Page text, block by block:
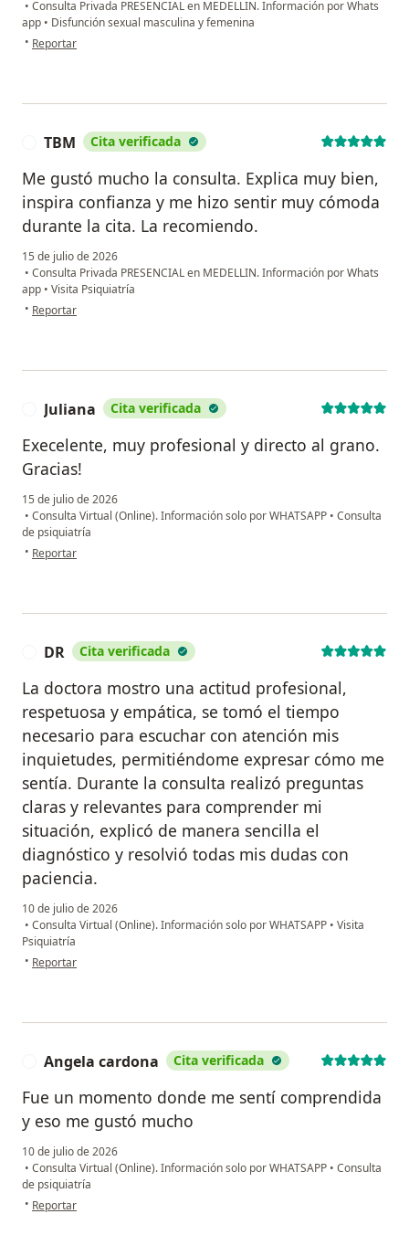
• Consulta Privada PRESENCIAL en MEDELLIN. Información por Whats
app • Disfunción sexual masculina y femenina
• en opinión del usuario J.A.R.V
Reportar
TBM Cita verificada
Me gustó mucho la consulta. Explica muy bien,
inspira confianza y me hizo sentir muy cómoda
durante la cita. La recomiendo.
15 de julio de 2026
• Consulta Privada PRESENCIAL en MEDELLIN. Información por Whats
app • Visita Psiquiatría
• en opinión del usuario TBM
Reportar
Juliana Cita verificada
Execelente, muy profesional y directo al grano.
Gracias!
15 de julio de 2026
• Consulta Virtual (Online). Información solo por WHATSAPP • Consulta
de psiquiatría
• en opinión del usuario Juliana
Reportar
DR Cita verificada
La doctora mostro una actitud profesional,
respetuosa y empática, se tomó el tiempo
necesario para escuchar con atención mis
inquietudes, permitiéndome expresar cómo me
sentía. Durante la consulta realizó preguntas
claras y relevantes para comprender mi
situación, explicó de manera sencilla el
diagnóstico y resolvió todas mis dudas con
paciencia.
10 de julio de 2026
• Consulta Virtual (Online). Información solo por WHATSAPP • Visita
Psiquiatría
• en opinión del usuario DR
Reportar
Angela cardona Cita verificada
Fue un momento donde me sentí comprendida
y eso me gustó mucho
10 de julio de 2026
• Consulta Virtual (Online). Información solo por WHATSAPP • Consulta
de psiquiatría
• en opinión del usuario Angela cardona
Reportar